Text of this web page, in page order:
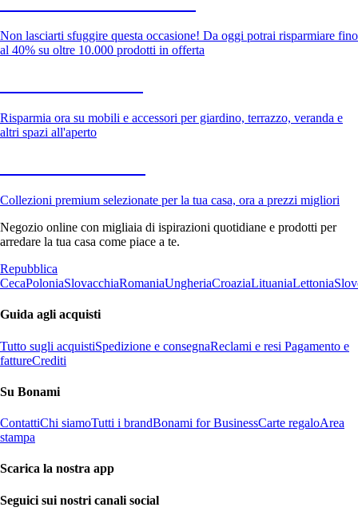
Non lasciarti sfuggire questa occasione! Da oggi potrai risparmiare fino
al 40% su oltre 10.000 prodotti in offerta
Risparmia ora su mobili e accessori per giardino, terrazzo, veranda e
altri spazi all'aperto
Collezioni premium selezionate per la tua casa, ora a prezzi migliori
Negozio online con migliaia di ispirazioni quotidiane e prodotti per
arredare la tua casa come piace a te.
Repubblica
CecaPoloniaSlovacchiaRomaniaUngheriaCroaziaLituaniaLettonia
Guida agli acquisti
Tutto sugli acquistiSpedizione e consegnaReclami e resi Pagamento e
fattureCrediti
Su Bonami
ContattiChi siamoTutti i brandBonami for BusinessCarte regaloArea
stampa
Scarica la nostra app
Seguici sui nostri canali social